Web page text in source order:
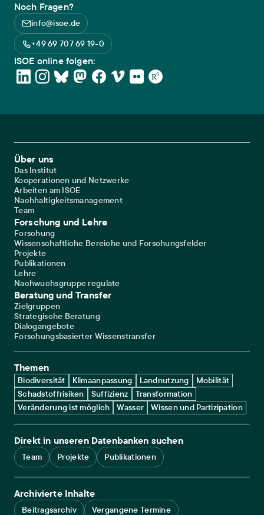
Noch Fragen?
info@isoe.de
+49 69 707 69 19-0
ISOE online folgen:
Footer Main Navigation
Über uns
Das Institut
Kooperationen und Netzwerke
Arbeiten am ISOE
Nachhaltigkeitsmanagement
Team
Forschung und Lehre
Forschung
Wissenschaftliche Bereiche und Forschungsfelder
Projekte
Publikationen
Lehre
Nachwuchsgruppe regulate
Beratung und Transfer
Zielgruppen
Strategische Beratung
Dialogangebote
Forschungsbasierter Wissenstransfer
Themen
Biodiversität Klimaanpassung Landnutzung
Mobilität
Schadstoffrisiken
Suffizienz
Transformation
Veränderung ist möglich
Wasser Wissen und Partizipation
Direkt in unseren Datenbanken suchen
Team Projekte Publikationen
Archivierte Inhalte
Beitragsarchiv Vergangene Termine